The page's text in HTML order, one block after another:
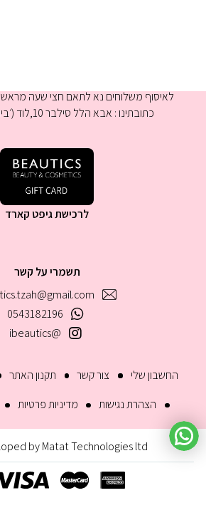
החשבון שלי צור קשר תקנון האתר
הצהרת נגישות
מדיניות פרטיות
תשמרי על קשר
0543182196
@ibeautics
לאיסוף משלוחים נא לתאם חצי שעה מראש בטל'
כתובתינו : אבא הלל סילבר 10,לוד (׳ביוטיקס׳ בwaze)
לרכישת גיפט קארד
by Matat Technologies ltd